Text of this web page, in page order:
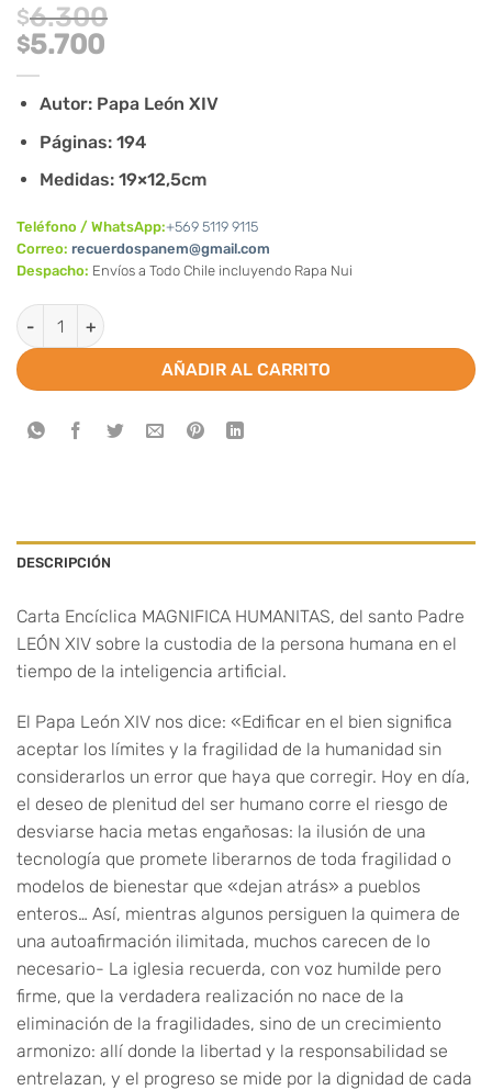
$6.300
El
precio
original
$6.300.
$5.700
El
precio
es:
$5.700.
Autor: Papa León XIV
Páginas: 194
Medidas: 19×12,5cm
Teléfono / WhatsApp:+569 5119 9115
Correo: recuerdospanem@gmail.com
Despacho: Envíos a Todo Chile incluyendo Rapa Nui
Carta Encíclica Magnifica Humanitas cantidad
AÑADIR AL CARRITO
DESCRIPCIÓN
Carta Encíclica MAGNIFICA HUMANITAS, del santo Padre
LEÓN XIV sobre la custodia de la persona humana en el
tiempo de la inteligencia artificial.
El Papa León XIV nos dice: «Edificar en el bien significa
aceptar los límites y la fragilidad de la humanidad sin
considerarlos un error que haya que corregir. Hoy en día,
el deseo de plenitud del ser humano corre el riesgo de
desviarse hacia metas engañosas: la ilusión de una
tecnología que promete liberarnos de toda fragilidad o
modelos de bienestar que «dejan atrás» a pueblos
enteros… Así, mientras algunos persiguen la quimera de
una autoafirmación ilimitada, muchos carecen de lo
necesario- La iglesia recuerda, con voz humilde pero
firme, que la verdadera realización no nace de la
eliminación de la fragilidades, sino de un crecimiento
armonizo: allí donde la libertad y la responsabilidad se
entrelazan, y el progreso se mide por la dignidad de cada